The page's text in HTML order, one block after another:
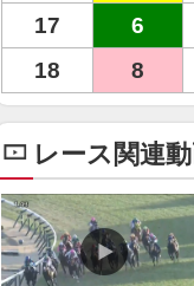
17
6
18
8
レース関連